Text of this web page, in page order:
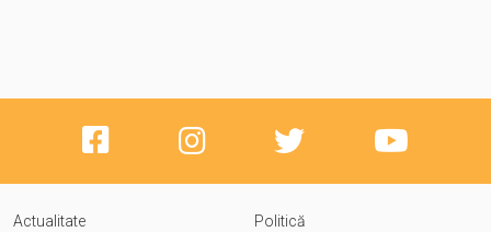
Actualitate Politică